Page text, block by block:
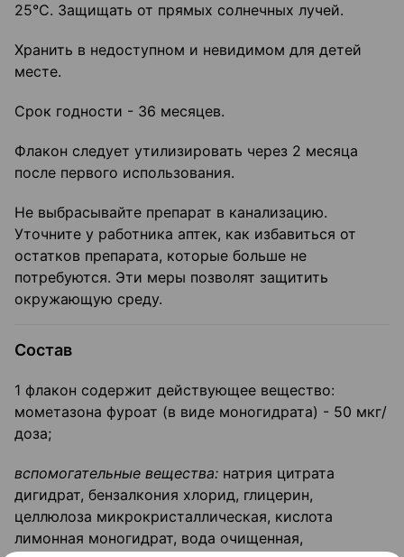
25°С. Защищать от прямых солнечных лучей.
Хранить в недоступном и невидимом для детей
месте.
Срок годности - 36 месяцев.
Флакон следует утилизировать через 2 месяца
после первого использования.
Не выбрасывайте препарат в канализацию.
Уточните у работника аптек, как избавиться от
остатков препарата, которые больше не
потребуются. Эти меры позволят защитить
окружающую среду.
Состав
1 флакон содержит действующее вещество:
мометазона фуроат (в виде моногидрата) - 50 мкг/
доза;
вспомогательные вещества: натрия цитрата
дигидрат, бензалкония хлорид, глицерин,
целлюлоза микрокристаллическая, кислота
лимонная моногидрат, вода очищенная,